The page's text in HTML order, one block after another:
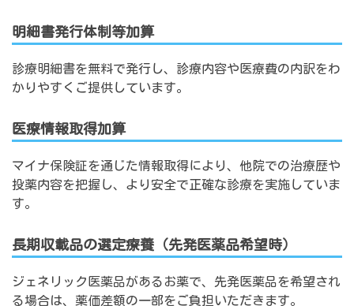
明細書発行体制等加算
診療明細書を無料で発行し、診療内容や医療費の内訳をわ
かりやすくご提供しています。
医療情報取得加算
マイナ保険証を通じた情報取得により、他院での治療歴や
投薬内容を把握し、より安全で正確な診療を実施していま
す。
長期収載品の選定療養（先発医薬品希望時）
ジェネリック医薬品があるお薬で、先発医薬品を希望され
る場合は、薬価差額の一部をご負担いただきます。